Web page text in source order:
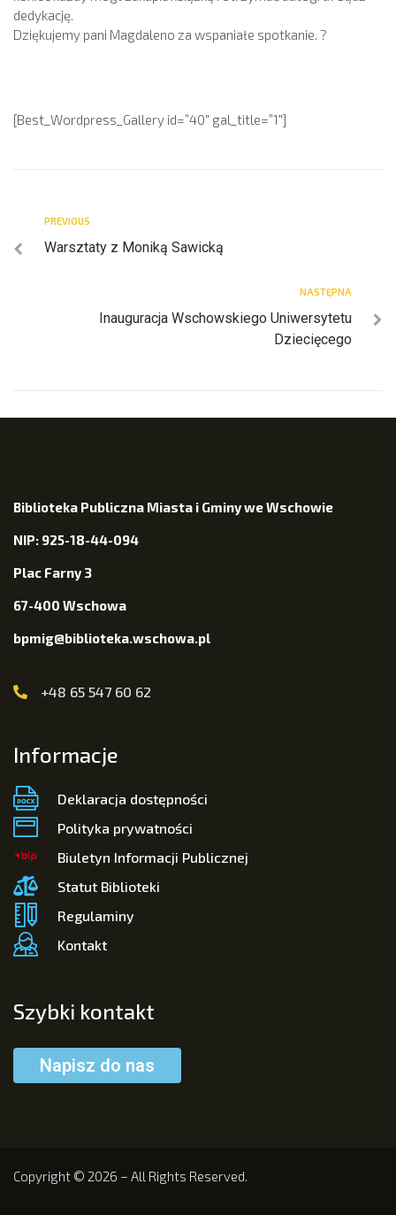
dedykację.
Dziękujemy pani Magdaleno za wspaniałe spotkanie. ?
[Best_Wordpress_Gallery id=”40″ gal_title=”1″]
PREVIOUS
Warsztaty z Moniką Sawicką
NASTĘPNA
Inauguracja Wschowskiego Uniwersytetu
Dziecięcego
Biblioteka Publiczna Miasta i Gminy we Wschowie
NIP: 925-18-44-094
Plac Farny 3
67-400 Wschowa
bpmig@biblioteka.wschowa.pl
+48 65 547 60 62
Informacje
Deklaracja dostępności
Polityka prywatności
Biuletyn Informacji Publicznej
Statut Biblioteki
Regulaminy
Kontakt
Szybki kontakt
Napisz do nas
Copyright © 2026 – All Rights Reserved.